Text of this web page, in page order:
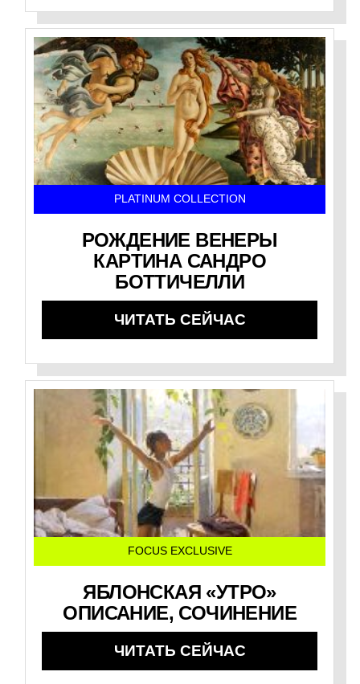
PLATINUM COLLECTION
РОЖДЕНИЕ ВЕНЕРЫ
КАРТИНА САНДРО
БОТТИЧЕЛЛИ
ЧИТАТЬ СЕЙЧАС
FOCUS EXCLUSIVE
ЯБЛОНСКАЯ «УТРО»
ОПИСАНИЕ, СОЧИНЕНИЕ
ЧИТАТЬ СЕЙЧАС